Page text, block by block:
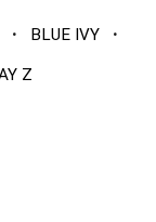
· BLUE IVY ·
Z